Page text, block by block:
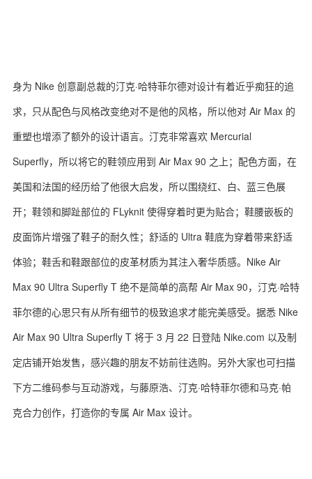
身为 Nike 创意副总裁的汀克·哈特菲尔德对设计有着近乎痴狂的追
求，只从配色与风格改变绝对不是他的风格，所以他对 Air Max 的
重塑也增添了额外的设计语言。汀克非常喜欢 Mercurial
Superfly，所以将它的鞋领应用到 Air Max 90 之上；配色方面，在
美国和法国的经历给了他很大启发，所以围绕红、白、蓝三色展
开；鞋领和脚趾部位的 FLyknit 使得穿着时更为贴合；鞋腰嵌板的
皮面饰片增强了鞋子的耐久性；舒适的 Ultra 鞋底为穿着带来舒适
体验；鞋舌和鞋跟部位的皮革材质为其注入奢华质感。Nike Air
Max 90 Ultra Superfly T 绝不是简单的高帮 Air Max 90，汀克·哈特
菲尔德的心思只有从所有细节的极致追求才能完美感受。据悉 Nike
Air Max 90 Ultra Superfly T 将于 3 月 22 日登陆 Nike.com 以及制
定店铺开始发售，感兴趣的朋友不妨前往选购。另外大家也可扫描
下方二维码参与互动游戏，与藤原浩、汀克·哈特菲尔德和马克·帕
克合力创作，打造你的专属 Air Max 设计。